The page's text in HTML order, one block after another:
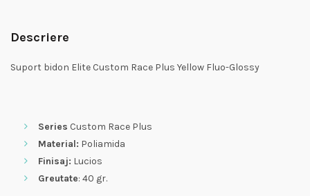
Descriere
Suport bidon Elite Custom Race Plus Yellow Fluo-Glossy
Series Custom Race Plus
Material: Poliamida
Finisaj: Lucios
Greutate: 40 gr.